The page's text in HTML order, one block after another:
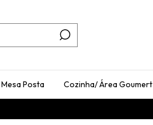
Mesa Posta Cozinha/ Área Goumert